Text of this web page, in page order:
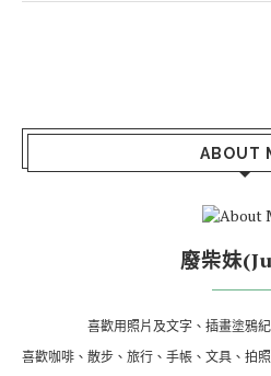
ABOUT
廢柴妹
喜歡用照片及文字、插畫塗鴉
喜歡咖啡、散步、旅行、手帳、文具、拍